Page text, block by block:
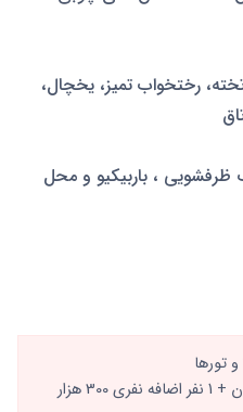
اسپیلت، بخاری، 3 و 4 تخته، رختخواب تمیز، یخچال،
، سینک ظرفشویی ، باربیکیو و محل
تورها
سوئیت ها تا سه نفر 1 میلیون تومان + 1 نفر اضافه نفری 300 هزار